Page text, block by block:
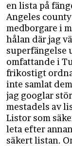
en lista på
Angeles
medborgare i
hålan där jag
superfängelse
omfattande i
frikostigt
inte samlat
jag googlar
mestadels av
Listor som
leta efter
säkert listan.